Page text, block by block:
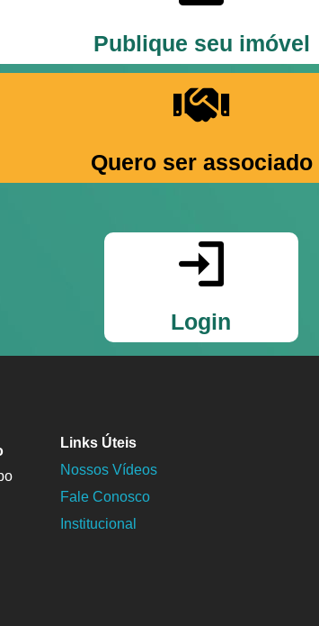
Publique seu imóvel
Quero ser associado
Login
Links Úteis
Nossos Vídeos
Fale Conosco
Institucional